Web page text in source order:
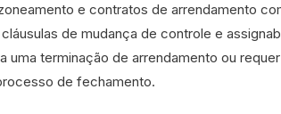
e contratos de arrendamento
de mudança de controle e
uma terminação de arrendamento ou
de fechamento.